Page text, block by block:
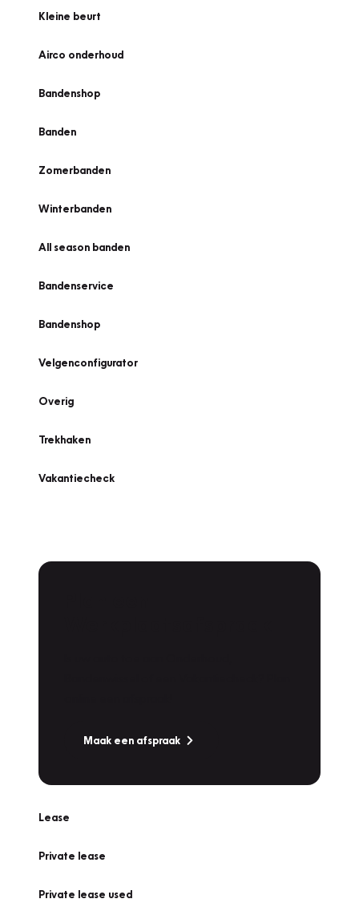
Kleine beurt
Airco onderhoud
Bandenshop
Banden
Zomerbanden
Winterbanden
All season banden
Bandenservice
Bandenshop
Velgenconfigurator
Overig
Trekhaken
Vakantiecheck
Maak een afspraak
Lease
Private lease
Private lease used